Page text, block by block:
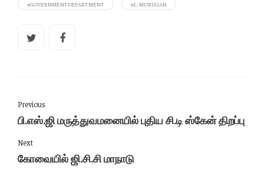
#GOVERNMENTDEPARTMENT
#L. MURUGAN
Previous
பி.எஸ்.ஜி மருத்துவமனையில் புதிய சி.டி ஸ்கேன் திறப்பு
Next
கோவையில் ஜி.சி.சி மாநாடு